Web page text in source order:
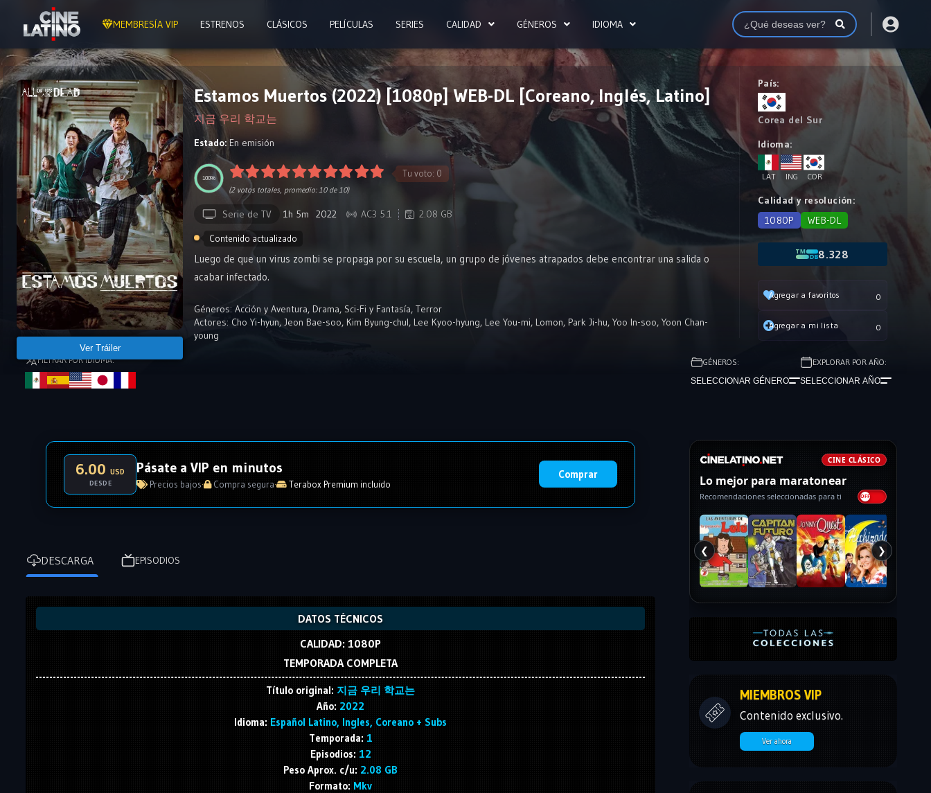
MEMBRESÍA VIP ESTRENOS CLÁSICOS PELÍCULAS SERIES CALIDAD GÉNEROS IDIOMA
Ver Tráiler
Estamos Muertos (2022) [1080p] WEB-DL [Coreano, Inglés, Latino]
지금 우리 학교는
Estado: En emisión
100% Tu voto: 0
(2votos totales, promedio: 10de 10)
Serie de TV 1h 5m 2022 AC3 5.1 2.08 GB
Contenido actualizado
Luego de que un virus zombi se propaga por su escuela, un grupo de jóvenes atrapados debe encontrar una salida o
acabar infectado.
Géneros: Acción y Aventura, Drama, Sci-Fi y Fantasía, Terror
Actores: Cho Yi-hyun, Jeon Bae-soo, Kim Byung-chul, Lee Kyoo-hyung, Lee You-mi, Lomon, Park Ji-hu, Yoo In-soo, Yoon Chan-
young
País:
Corea del Sur
Idioma:
LAT ING COR
Calidad y resolución:
1080P
WEB-DL
8.328
0
Agregar a favoritos
0
Agregar a mi lista
FILTRAR POR IDIOMA: GÉNEROS:
SELECCIONAR GÉNERO
EXPLORAR POR AÑO:
SELECCIONAR AÑO
6.00USD
DESDE
Pásate a VIP en minutos
Precios bajos· Compra segura· Terabox Premium incluido
Comprar
DESCARGA EPISODIOS
DATOS TÉCNICOS
CALIDAD: 1080P
TEMPORADA COMPLETA
Título original: 지금 우리 학교는
Año: 2022
Idioma: Español Latino, Ingles, Coreano + Subs
Temporada: 1
Episodios: 12
Peso Aprox. c/u: 2.08 GB
Formato: Mkv
CINE CLÁSICO
Lo mejor para maratonear
Recomendaciones seleccionadas para ti
❮ ❯
MIEMBROS VIP
Contenido exclusivo.
Ver ahora